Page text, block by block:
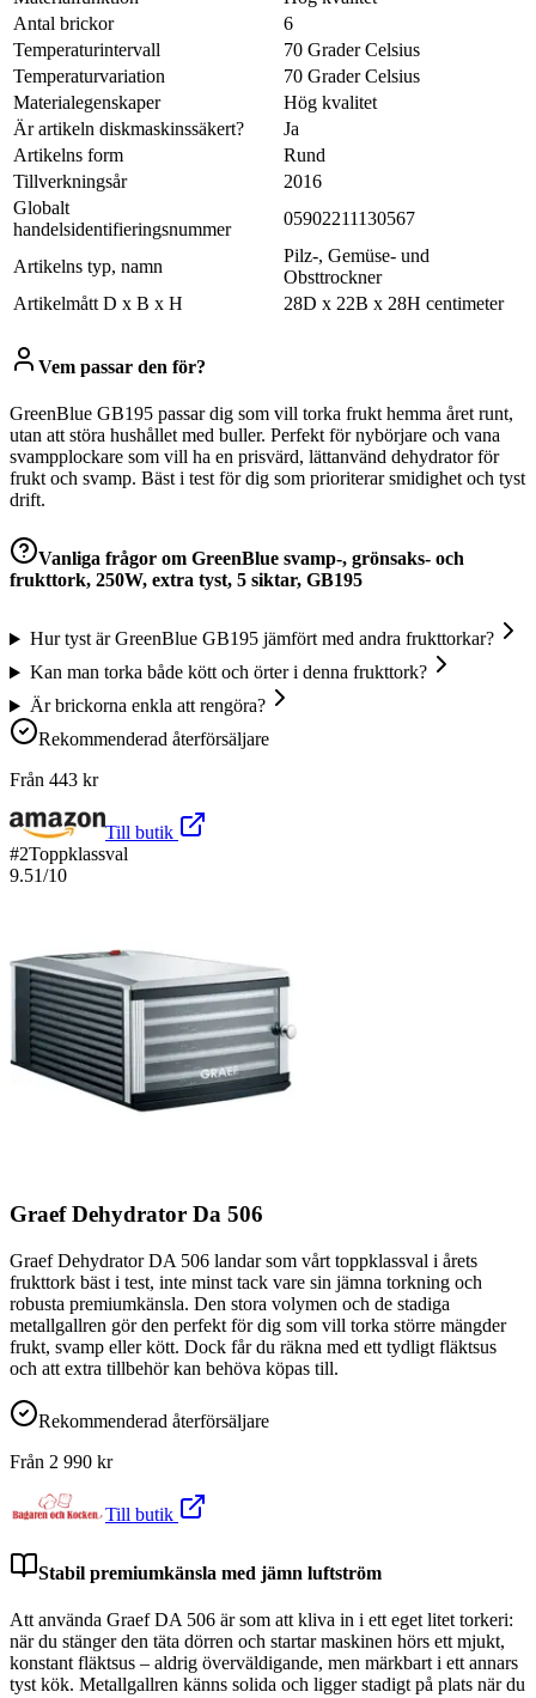
Antal brickor
6
Temperaturintervall
70 Grader Celsius
Temperaturvariation
70 Grader Celsius
Materialegenskaper
Hög kvalitet
Är artikeln diskmaskinssäkert?
Ja
Artikelns form
Rund
Tillverkningsår
2016
Globalt
handelsidentifieringsnummer
05902211130567
Artikelns typ, namn
Pilz-, Gemüse- und
Obsttrockner
Artikelmått D x B x H
28D x 22B x 28H centimeter
Vem passar den för?
GreenBlue GB195 passar dig som vill torka frukt hemma året runt,
utan att störa hushållet med buller. Perfekt för nybörjare och vana
svampplockare som vill ha en prisvärd, lättanvänd dehydrator för
frukt och svamp. Bäst i test för dig som prioriterar smidighet och tyst
drift.
Vanliga frågor om GreenBlue svamp-, grönsaks- och
frukttork, 250W, extra tyst, 5 siktar, GB195
Hur tyst är GreenBlue GB195 jämfört med andra frukttorkar?
Kan man torka både kött och örter i denna frukttork?
Är brickorna enkla att rengöra?
Rekommenderad återförsäljare
Från 443 kr
Till butik
#2Toppklassval
9.51/10
Graef Dehydrator Da 506
Graef Dehydrator DA 506 landar som vårt toppklassval i årets
frukttork bäst i test, inte minst tack vare sin jämna torkning och
robusta premiumkänsla. Den stora volymen och de stadiga
metallgallren gör den perfekt för dig som vill torka större mängder
frukt, svamp eller kött. Dock får du räkna med ett tydligt fläktsus
och att extra tillbehör kan behöva köpas till.
Rekommenderad återförsäljare
Från 2 990 kr
Till butik
Stabil premiumkänsla med jämn luftström
Att använda Graef DA 506 är som att kliva in i ett eget litet torkeri:
när du stänger den täta dörren och startar maskinen hörs ett mjukt,
konstant fläktsus – aldrig överväldigande, men märkbart i ett annars
tyst kök. Metallgallren känns solida och ligger stadigt på plats när du